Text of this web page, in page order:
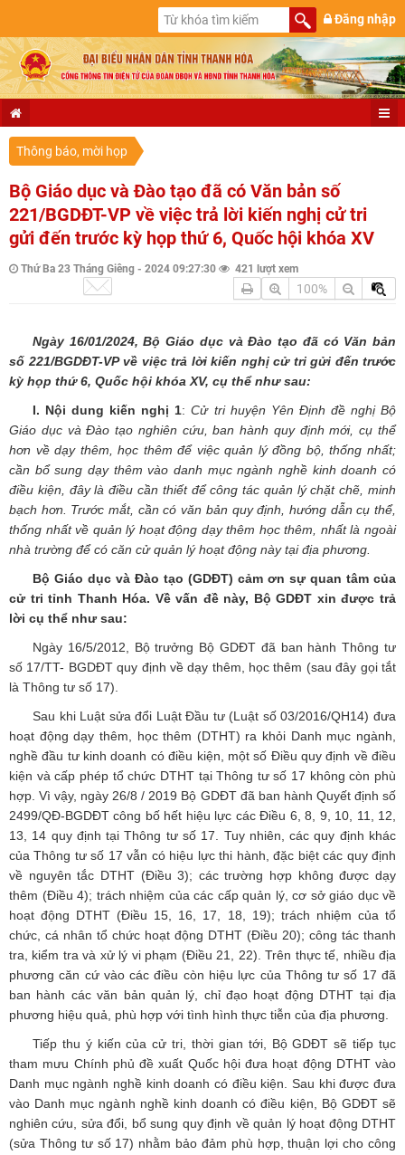
Đăng nhập
Thông báo, mời họp
Bộ Giáo dục và Đào tạo đã có Văn bản số
221/BGDĐT-VP về việc trả lời kiến nghị cử tri
gửi đến trước kỳ họp thứ 6, Quốc hội khóa XV
Thứ Ba 23 Tháng Giêng - 2024 09:27:30 421 lượt xem
100%
Ngày 16/01/2024, BộGiáo dục và Đào tạo đã có Văn bản
số221/BGDĐT-VP về việc trả lời kiến nghị cử tri gửi đến trước
kỳ họp thứ 6, Quốc hội khóa XV, cụ thể như sau:
I. Nội dung kiến nghị 1:Cử tri huyện Yên Định đề nghị Bộ
Giáo dục và Đào tạo nghiên cứu, ban hành quy định mới, cụ thể
hơn về dạy thêm, học thêm để việc quản lý đồng bộ, thống nhất;
cần bổ sung dạy thêm vào danh mục ngành nghề kinh doanh có
điều kiện, đây là điều cần thiết để công tác quản lý chặt chẽ, minh
bạch hơn. Trước mắt, cần có văn bản quy định, hướng dẫn cụ thể,
thống nhất về quản lý hoạt động dạy thêm học thêm, nhất là ngoài
nhà trường để có căn cử quản lý hoạt động này tại địa phương.
Bộ Giáo dục và Đào tạo (GDĐT) cảm ơn sự quan tâm của
cử tri tỉnh Thanh Hóa. Về vấn đề này, Bộ GDĐT xin được trả
lời cụ thể như sau:
Ngày 16/5/2012, Bộ trưởng Bộ GDĐT đã ban hành Thông tư
số 17/TT- BGDĐT quy định về dạy thêm, học thêm (sau đây gọi tắt
là Thông tư số 17).
Sau khi Luật sửa đổi Luật Đầu tư (Luật số 03/2016/QH14) đưa
hoạt động dạy thêm, học thêm (DTHT) ra khỏi Danh mục ngành,
nghề đầu tư kinh doanh có điều kiện, một số Điều quy định về điều
kiện và cấp phép tổ chức DTHT tại Thông tư số 17 không còn phù
hợp. Vì vậy, ngày 26/8 / 2019 Bộ GDĐT đã ban hành Quyết định số
2499/QĐ-BGDĐT công bố hết hiệu lực các Điều 6, 8, 9, 10, 11, 12,
13, 14 quy định tại Thông tư số 17. Tuy nhiên, các quy định khác
của Thông tư số 17 vẫn có hiệu lực thi hành, đặc biệt các quy định
về nguyên tắc DTHT (Điều 3); các trường hợp không được dạy
thêm (Điều 4); trách nhiệm của các cấp quản lý, cơ sở giáo dục về
hoạt động DTHT (Điều 15, 16, 17, 18, 19); trách nhiệm của tổ
chức, cá nhân tổ chức hoạt động DTHT (Điều 20); công tác thanh
tra, kiểm tra và xử lý vi phạm (Điều 21, 22). Trên thực tế, nhiều địa
phương căn cứ vào các điều còn hiệu lực của Thông tư số 17 đã
ban hành các văn bản quản lý, chỉ đạo hoạt động DTHT tại địa
phương hiệu quả, phù hợp với tình hình thực tiễn của địa phương.
Tiếp thu ý kiến của cử tri, thời gian tới, Bộ GDĐT sẽ tiếp tục
tham mưu Chính phủ đề xuất Quốc hội đưa hoạt động DTHT vào
Danh mục ngành nghề kinh doanh có điều kiện. Sau khi được đưa
vào Danh mục ngành nghề kinh doanh có điều kiện, Bộ GDĐT sẽ
nghiên cứu, sửa đổi, bổ sung quy định về quản lý hoạt động DTHT
(sửa Thông tư số 17) nhằm bảo đảm phù hợp, thuận lợi cho công